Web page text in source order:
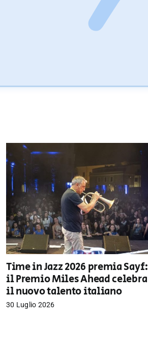
Time in Jazz 2026 premia Sayf:
il Premio Miles Ahead celebra
il nuovo talento italiano
30 Luglio 2026